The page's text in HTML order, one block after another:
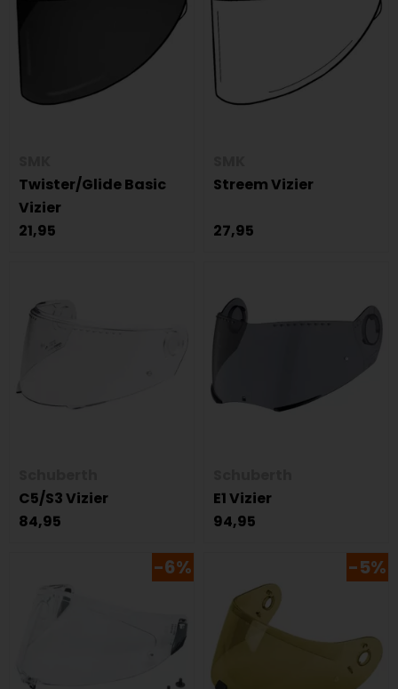
Twister/Glide Basic
Vizier
21,95
Streem Vizier
27,95
C5/S3 Vizier
84,95
E1 Vizier
94,95
-6% -5%